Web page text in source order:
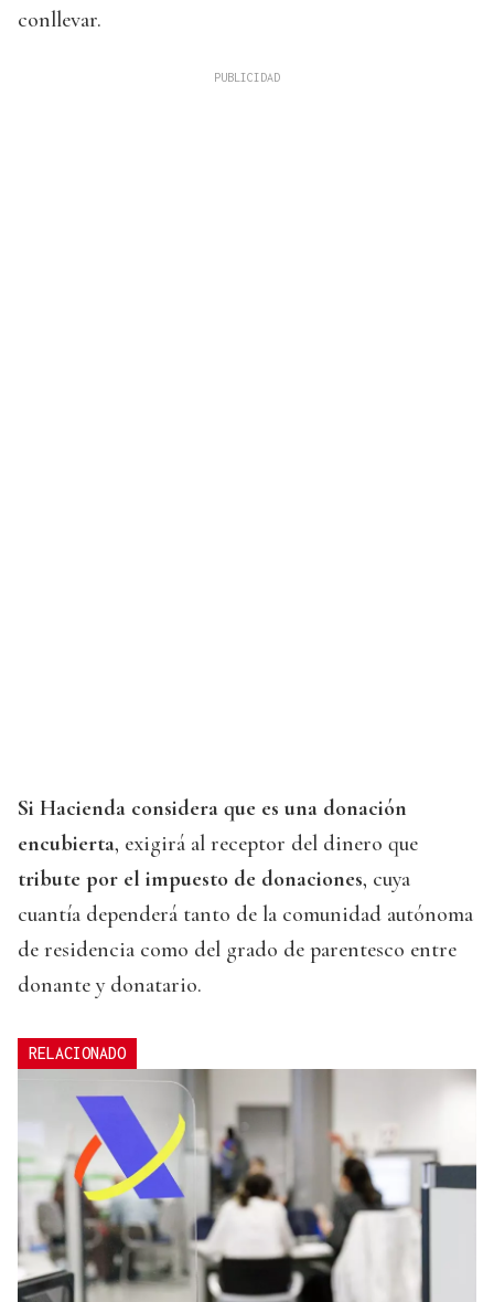
conllevar.
Si Hacienda considera que es una donación
encubierta, exigirá al receptor del dinero que
tribute por el impuesto de donaciones, cuya
cuantía dependerá tanto de la comunidad autónoma
de residencia como del grado de parentesco entre
donante y donatario.
RELACIONADO